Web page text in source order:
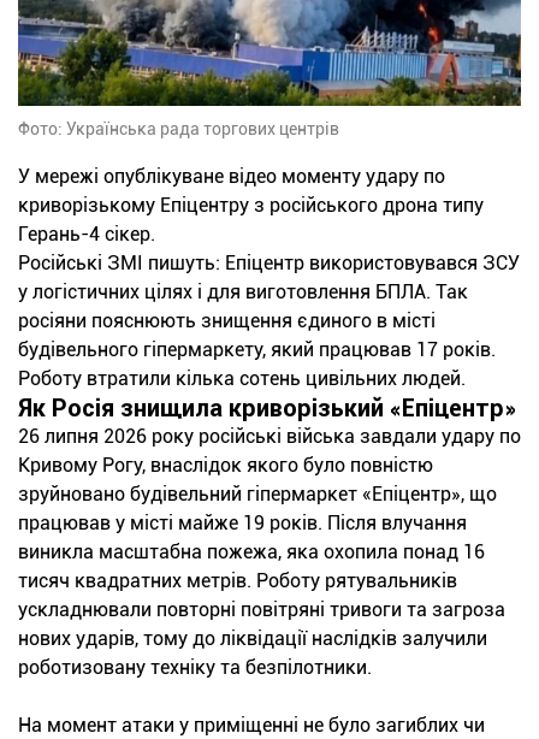
Фото: Українська рада торгових центрів
У мережі опублікуване відео моменту удару по
криворізькому Епіцентру з російського дрона типу
Герань-4 сікер.
Російські ЗМІ пишуть: Епіцентр використовувався ЗСУ
у логістичних цілях і для виготовлення БПЛА. Так
росіяни пояснюють знищення єдиного в місті
будівельного гіпермаркету, який працював 17 років.
Роботу втратили кілька сотень цивільних людей.
Як Росія знищила криворізький «Епіцентр»
26 липня 2026 року російські війська завдали удару по
Кривому Рогу, внаслідок якого було повністю
зруйновано будівельний гіпермаркет «Епіцентр», що
працював у місті майже 19 років. Після влучання
виникла масштабна пожежа, яка охопила понад 16
тисяч квадратних метрів. Роботу рятувальників
ускладнювали повторні повітряні тривоги та загроза
нових ударів, тому до ліквідації наслідків залучили
роботизовану техніку та безпілотники.
На момент атаки у приміщенні не було загиблих чи